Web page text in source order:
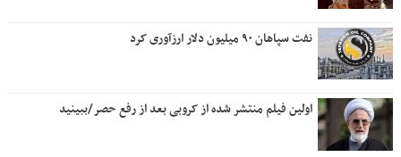
نفت سپاهان ۹۰ میلیون دلار ارزآوری کرد
اولین فیلم منتشر شده از کروبی بعد از رفع حصر/ببینید